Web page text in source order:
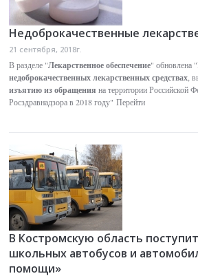
Недоброкачественные
21 сентября, 2018г.
В разделе "Лекарственное обеспечение" обновлена
недоброкачественных лекарственных средствах ,
изъятию из обращения на территории Российской
Росздравнадзора в 2018 году"Перейти
В Костромскую область
школьных автобусов и
помощи»